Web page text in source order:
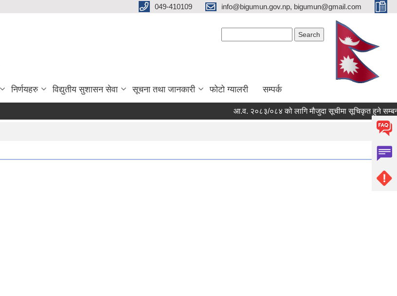
049-410109 info@bigumun.gov.np, bigumun@gmail.com
निर्णयहरु विद्युतीय सुशासन सेवा सूचना तथा जानकारी फोटो ग्यालरी सम्पर्क
आ.व. २०८३/०८४ को लागि मौजुदा सूचीमा सूचिकृत हुने सम्बन्धी